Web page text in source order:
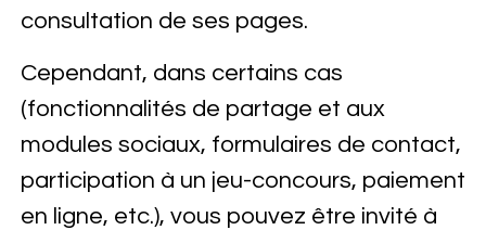
consultation de ses pages.
Cependant, dans certains cas
(fonctionnalités de partage et aux
modules sociaux, formulaires de contact,
participation à un jeu-concours, paiement
en ligne, etc.), vous pouvez être invité à